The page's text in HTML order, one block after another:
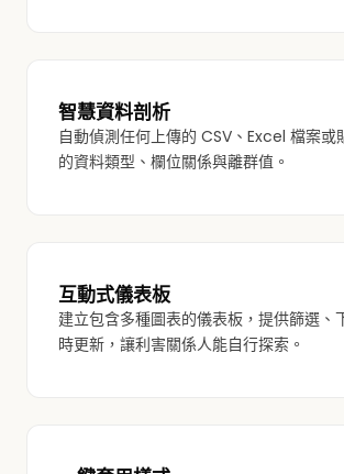
智慧資料剖析
自動偵測任何上傳的 CSV、Excel 檔案或
的資料類型、欄位關係與離群值。
互動式儀表板
建立包含多種圖表的儀表板，提供篩選、
時更新，讓利害關係人能自行探索。